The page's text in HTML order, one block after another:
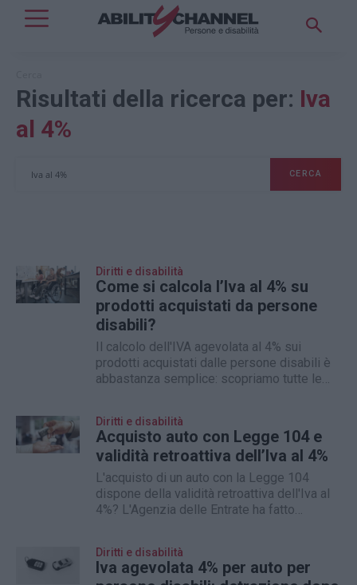
Risultati della ricerca per: Iva
al 4%
CERCA
Diritti e disabilità
Come si calcola l’Iva al 4% su
prodotti acquistati da persone
disabili?
Il calcolo dell'IVA agevolata al 4% sui
prodotti acquistati dalle persone disabili è
abbastanza semplice: scopriamo tutte le
Diritti e disabilità
Acquisto auto con Legge 104 e
validità retroattiva dell’Iva al 4%
L'acquisto di un auto con la Legge 104
dispone della validità retroattiva dell'Iva al
4%? L'Agenzia delle Entrate ha fatto
Diritti e disabilità
Iva agevolata 4% per auto per